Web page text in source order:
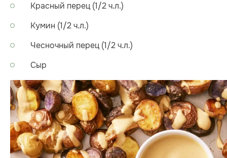
Красный перец (1/2 ч.л.)
Кумин (1/2 ч.л.)
Чесночный перец (1/2 ч.л.)
Сыр